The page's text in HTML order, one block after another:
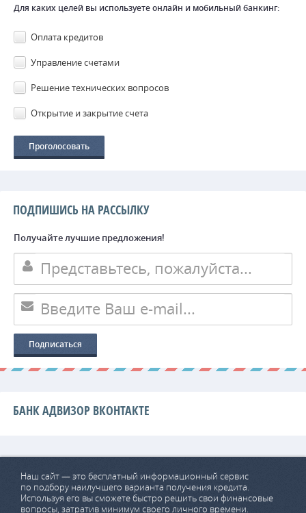
Для каких целей вы используете онлайн и мобильный банкинг:
Оплата кредитов
Управление счетами
Решение технических вопросов
Открытие и закрытие счета
ПОДПИШИСЬ НА РАССЫЛКУ
Получайте лучшие предложения!
БАНК АДВИЗОР ВКОНТАКТЕ
Наш сайт — это бесплатный информационный сервис
по подбору наилучшего варианта получения кредита.
Используя его вы сможете быстро решить свои финансовые
вопросы, затратив минимум своего личного времени.